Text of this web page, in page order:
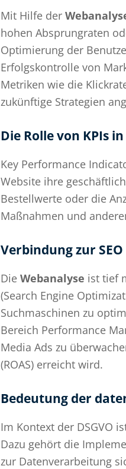
Mit Hilfe der
hohen Absprungraten
Optimierung der
Erfolgskontrolle von
Metriken wie die
zukünftige Strategien
Die Rolle von KPIs
Key Performance
Website ihre
Bestellwerte oder die
Maßnahmen und
Verbindung zur
Die Webanalyse ist tief
(Search Engine
Suchmaschinen zu
Bereich Performance
Media Ads zu
(ROAS) erreicht wird.
Bedeutung der
Im Kontext der DSGVO
Dazu gehört die
zur Datenverarbeitung